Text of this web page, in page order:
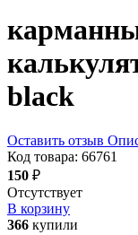
black
Оставить отзыв
Код товара: 66761
150 ₽
Отсутствует
В корзину
366 купили